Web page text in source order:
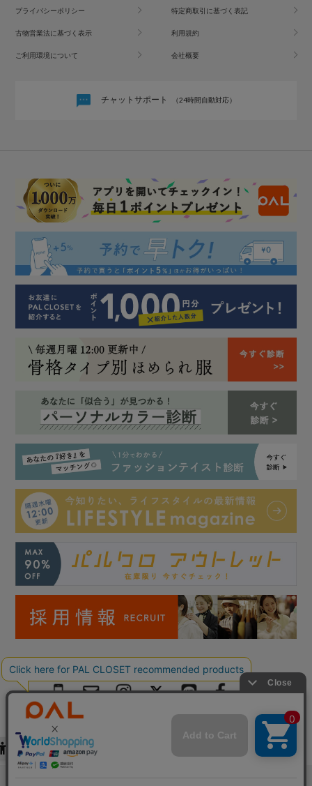
プライバシーポリシー 特定商取引に基づく表記
古物営業法に基づく表示 利用規約
ご利用環境について 会社概要
チャットサポート （24時間自動対応）